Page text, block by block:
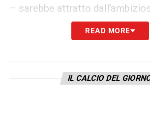
– sarebbe attratto
READ MORE
IL CALCIO DEL